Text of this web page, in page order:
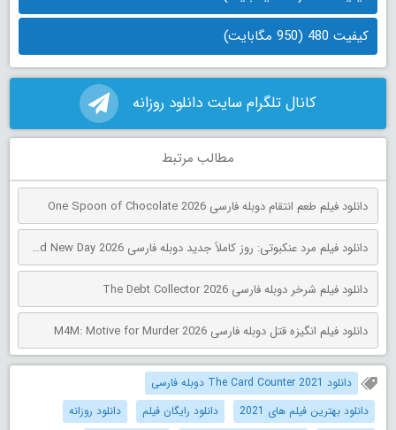
کیفیت 480 (950 مگابایت)
کانال تلگرام سایت دانلود روزانه
مطالب مرتبط
دانلود فیلم طعم انتقام دوبله فارسی One Spoon of Chocolate 2026
دانلود فیلم مرد عنکبوتی: روز کاملاً جدید دوبله فارسی Spider-Man: Brand New Day 2026
دانلود فیلم شرخر دوبله فارسی The Debt Collector 2026
دانلود فیلم انگیزه قتل دوبله فارسی M4M: Motive for Murder 2026
دانلود The Card Counter 2021 دوبله فارسی
دانلود بهترین فیلم های 2021
دانلود رایگان فیلم
دانلود روزانه